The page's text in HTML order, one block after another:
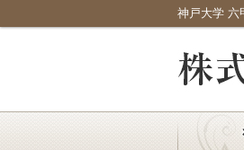
神戸大学 六